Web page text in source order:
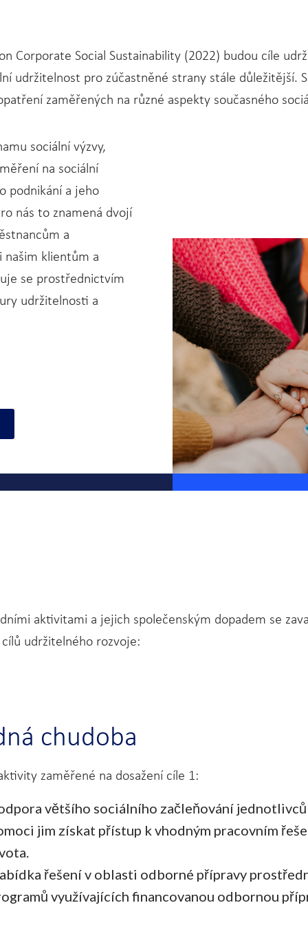
Corporate Social Sustainability (2022) budou cíle
udržitelnost pro zúčastněné strany stále důležitější.
zaměřených na různé aspekty současného
sociální výzvy,
na sociální
podnikání a jeho
nás to znamená dvojí
a
klientům a
se prostřednictvím
udržitelnosti a
aktivitami a jejich společenským dopadem se
udržitelného rozvoje:
chudoba
zaměřené na dosažení cíle 1:
většího sociálního začleňování
jim získat přístup k vhodným pracovním
řešení v oblasti odborné přípravy
využívajících financovanou odbornou